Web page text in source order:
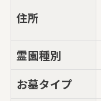
住所
霊園種別
お墓タイプ